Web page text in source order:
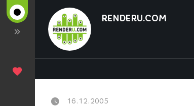
RENDERU.COM
16.12.2005